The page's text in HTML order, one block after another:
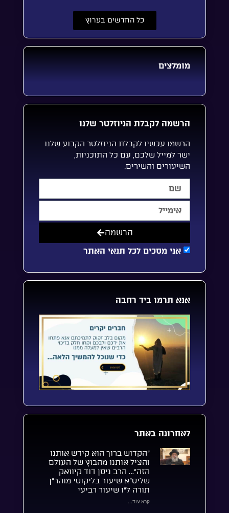
כל החדשים בערוץ
מומלצים
הרשמה לקבלת הניוזלטר שלנו
הרשמו עכשיו לקבלת הניוזלטר הקבוע שלנו
ישר למייל שלכם, עם כל התוכניות,
השיעורים והשירים.
אני מסכים לכל תנאי האתר
הרשמה
אנא תרמו ביד רחבה
לאחרונה באתר
“הקדוש ברוך הוא קידש אותנו
והציל אותנו מהבוץ של העולם
הזה”… הרב ניסן דוד קיוואק
שליט”א שיעור בליקוטי מוהר”ן
תורה ל”ו שיעור רביעי
קרא עוד...